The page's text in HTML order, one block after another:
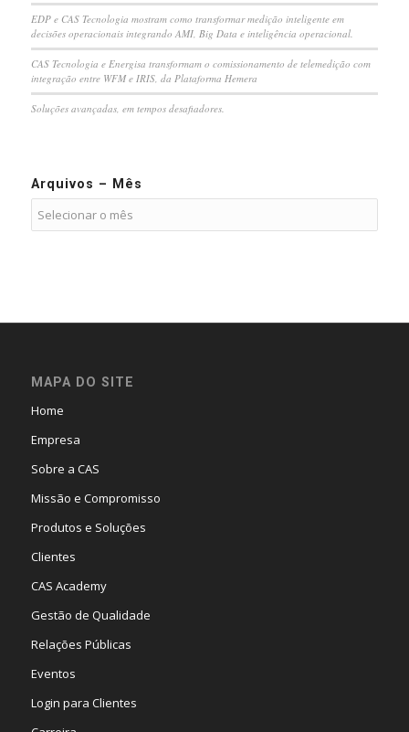
EDP e CAS Tecnologia mostram como transformar medição inteligente em
decisões operacionais integrando AMI, Big Data e inteligência operacional.
CAS Tecnologia e Energisa transformam o comissionamento de telemedição com
integração entre WFM e IRIS, da Plataforma Hemera
Soluções avançadas, em tempos desafiadores.
Arquivos – Mês
MAPA DO SITE
Home
Empresa
Sobre a CAS
Missão e Compromisso
Produtos e Soluções
Clientes
CAS Academy
Gestão de Qualidade
Relações Públicas
Eventos
Login para Clientes